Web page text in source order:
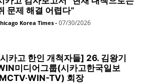
문제 해결 어렵다”
Korea Times - 07/30/2026
카고 한인 개척자들] 26. 김왕기
미디어그룹(시카고한국일보
TV) 회장